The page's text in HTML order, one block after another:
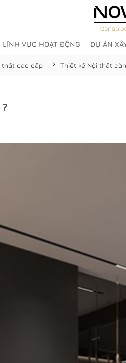
LĨNH VỰC HOẠT ĐỘNG DỰ ÁN
thất cao cấp Thiết kế Nội thất